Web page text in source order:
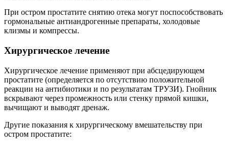
При остром простатите снятию отека могут поспособствовать
гормональные антиандрогенные препараты, холодовые
клизмы и компрессы.
Хирургическое лечение
Хирургическое лечение применяют при абсцедирующем
простатите (определяется по отсутствию положительной
реакции на антибиотики и по результатам ТРУЗИ). Гнойник
вскрывают через промежность или стенку прямой кишки,
вычищают и выводят дренаж.
Другие показания к хирургическому вмешательству при
остром простатите: